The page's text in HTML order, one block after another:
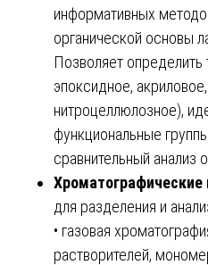
информативных
органической основы
Позволяет
эпоксидное,
нитроцеллюлозное),
функциональные
сравнительный анализ
для разделения и
• газовая
растворителей,